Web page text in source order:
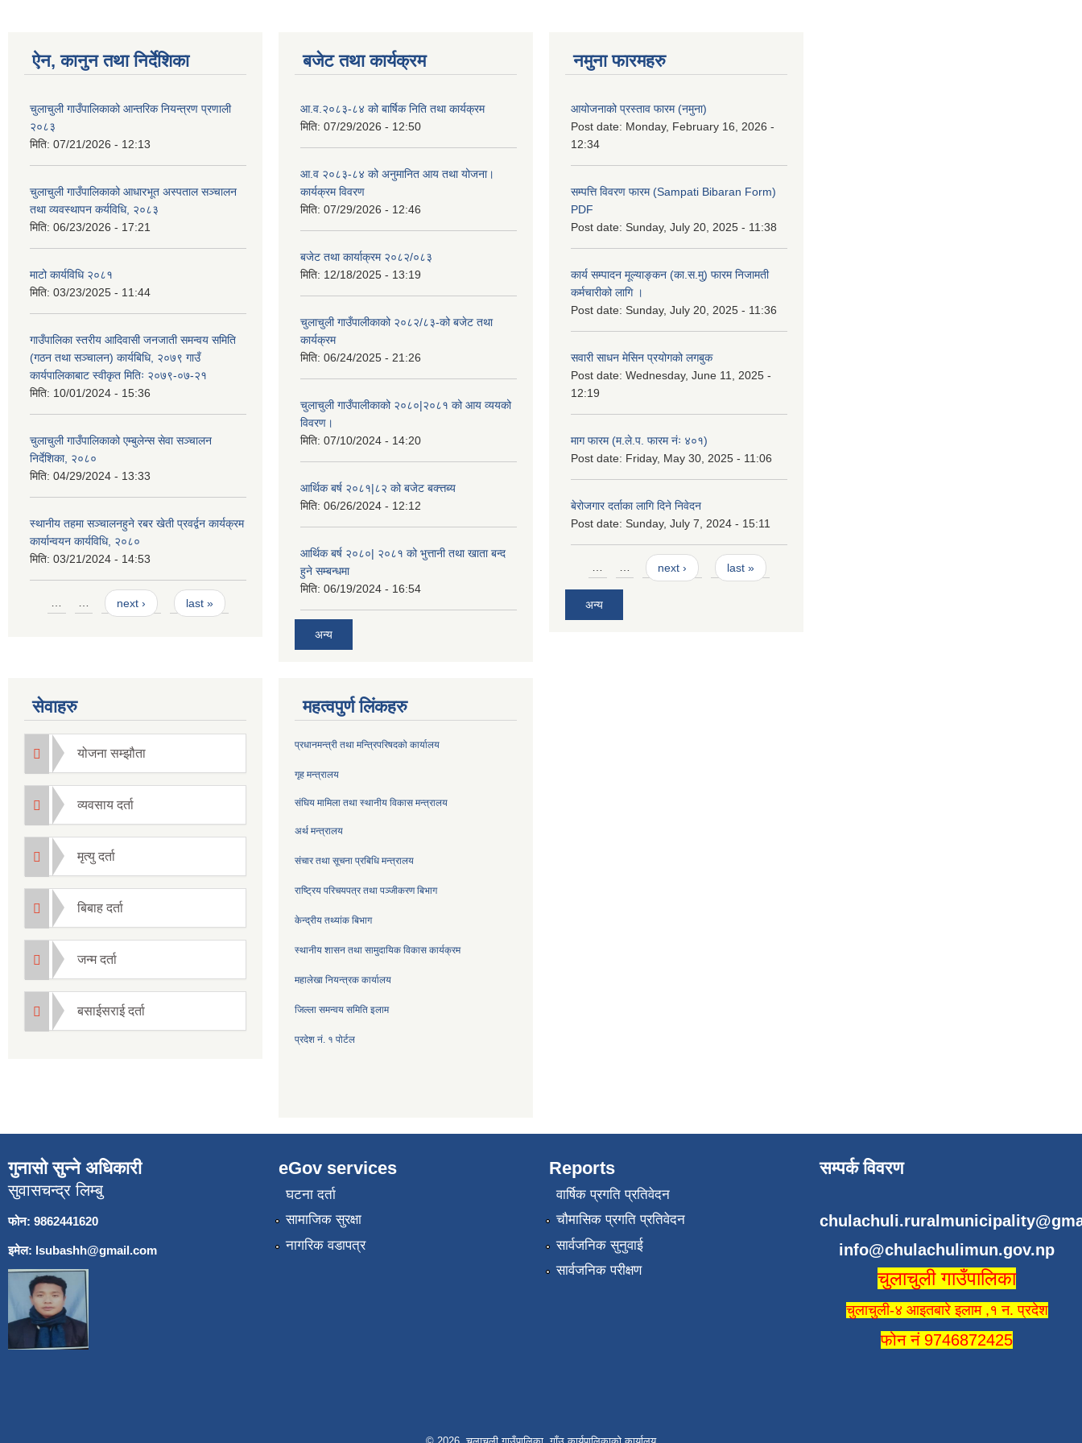
ऐन, कानुन तथा निर्देशिका
चुलाचुली गाउँपालिकाको आन्तरिक नियन्त्रण प्रणाली
२०८३
मिति: 07/21/2026 - 12:13
चुलाचुली गाउँपालिकाको आधारभूत अस्पताल सञ्चालन
तथा व्यवस्थापन कर्यविधि, २०८३
मिति: 06/23/2026 - 17:21
माटो कार्यविधि २०८१
मिति: 03/23/2025 - 11:44
गाउँपालिका स्तरीय आदिवासी जनजाती समन्वय समिति
(गठन तथा सञ्चालन) कार्यबिधि, २०७९ गाउँ
कार्यपालिकाबाट स्वीकृत मितिः २०७९-०७-२१
मिति: 10/01/2024 - 15:36
चुलाचुली गाउँपालिकाको एम्बुलेन्स सेवा सञ्चालन
निर्देशिका, २०८०
मिति: 04/29/2024 - 13:33
स्थानीय तहमा सञ्चालनहुने रबर खेती प्रवर्द्वन कार्यक्रम
कार्यान्वयन कार्यविधि, २०८०
मिति: 03/21/2024 - 14:53
Pages
… … next › last »
बजेट तथा कार्यक्रम
आ.व.२०८३-८४ को बार्षिक निति तथा कार्यक्रम
मिति: 07/29/2026 - 12:50
आ.व २०८३-८४ को अनुमानित आय तथा योजना।
कार्यक्रम विवरण
मिति: 07/29/2026 - 12:46
बजेट तथा कार्याक्रम २०८२/०८३
मिति: 12/18/2025 - 13:19
चुलाचुली गाउँपालीकाको २०८२/८३-को बजेट तथा
कार्यक्रम
मिति: 06/24/2025 - 21:26
चुलाचुली गाउँपालीकाको २०८०|२०८१ को आय व्ययको
विवरण।
मिति: 07/10/2024 - 14:20
आर्थिक बर्ष २०८१|८२ को बजेट बक्त्तब्य
मिति: 06/26/2024 - 12:12
आर्थिक बर्ष २०८०| २०८१ को भुत्तानी तथा खाता बन्द
हुने सम्बन्धमा
मिति: 06/19/2024 - 16:54
अन्य
नमुना फारमहरु
आयोजनाको प्रस्ताव फारम (नमुना)
Post date: Monday, February 16, 2026 -
12:34
सम्पत्ति विवरण फारम (Sampati Bibaran Form)
PDF
Post date: Sunday, July 20, 2025 - 11:38
कार्य सम्पादन मूल्याङ्कन (का.स.मु) फारम निजामती
कर्मचारीको लागि ।
Post date: Sunday, July 20, 2025 - 11:36
सवारी साधन मेसिन प्रयोगको लगबुक
Post date: Wednesday, June 11, 2025 -
12:19
माग फारम (म.ले.प. फारम नंः ४०१)
Post date: Friday, May 30, 2025 - 11:06
बेरोजगार दर्ताका लागि दिने निवेदन
Post date: Sunday, July 7, 2024 - 15:11
Pages
… … next › last »
अन्य
सेवाहरु
योजना सम्झौता
व्यवसाय दर्ता
मृत्यु दर्ता
बिबाह दर्ता
जन्म दर्ता
बसाईसराई दर्ता
महत्वपुर्ण लिंकहरु
प्रधानमन्त्री तथा मन्त्रिपरिषदको कार्यालय
गृह मन्त्रालय
संघिय मामिला तथा स्थानीय विकास मन्त्रालय
अर्थ मन्त्रालय
संचार तथा सूचना प्रबिधि मन्त्रालय
राष्ट्रिय परिचयपत्र तथा पञ्जीकरण बिभाग
केन्द्रीय तथ्यांक बिभाग
स्थानीय शासन तथा सामुदायिक विकास कार्यक्रम
महालेखा नियन्त्रक कार्यालय
जिल्ला समन्वय समिति इलाम
प्रदेश नं. १ पोर्टल
गुनासो सुन्ने अधिकारी
सुवासचन्द्र लिम्बु
फोन: 9862441620
इमेल: lsubashh@gmail.com
eGov services
घटना दर्ता
सामाजिक सुरक्षा
नागरिक वडापत्र
Reports
वार्षिक प्रगति प्रतिवेदन
चौमासिक प्रगति प्रतिवेदन
सार्वजनिक सुनुवाई
सार्वजनिक परीक्षण
सम्पर्क विवरण
info@chulachulimun.gov.np
चुलाचुली गाउँपालिका
चुलाचुली-४ आइतबारे इलाम ,१ न. प्रदेश
फोन नं 9746872425
© 2026 चुलाचुली गाउँपालिका, गाँउ कार्यपालिकाको कार्यालय